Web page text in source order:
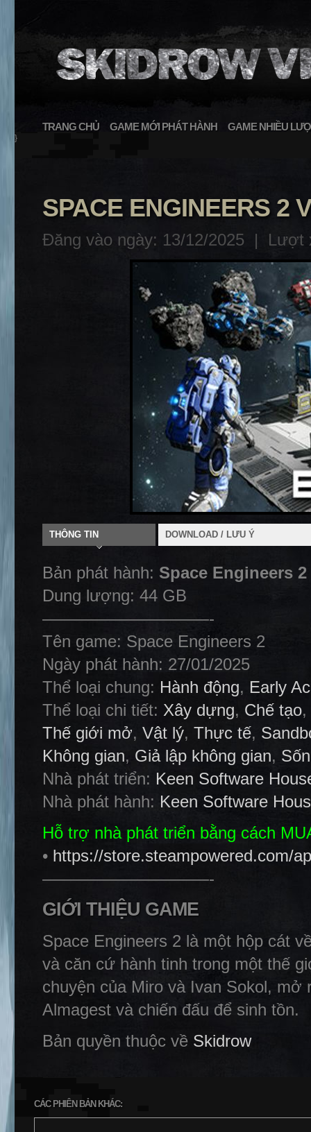
TRANG CHỦ GAME MỚI PHÁT HÀNH GAME NHIỀU
}
SPACE ENGINEERS 2
Đăng vào ngày: 13/12/2025 | Lượt
THÔNG TIN DOWNLOAD / LƯU Ý
Bản phát hành: Space Engineers
Dung lượng: 44 GB
——————————-
Tên game: Space Engineers 2
Ngày phát hành: 27/01/2025
Thể loại chung: Hành động, Early
Thể loại chi tiết: Xây dựng, Chế tạo,
Thế giới mở, Vật lý, Thực tế,
Không gian, Giả lập không gian,
Nhà phát triển: Keen Software
Nhà phát hành: Keen Software
Hỗ trợ nhà phát triển bằng cách
• https://store.steampowered.com/
——————————-
GIỚI THIỆU GAME
Space Engineers 2 là một hộp cát
và căn cứ hành tinh trong một thế
chuyện của Miro và Ivan Sokol, mở
Almagest và chiến đấu để sinh tồn.
Bản quyền thuộc về Skidrow
CÁC PHIÊN BẢN KHÁC: